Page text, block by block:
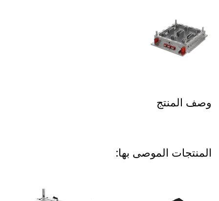
وصف المنتج
المنتجات الموصى بها: